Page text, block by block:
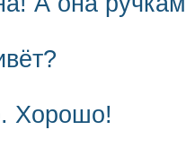
Хорошо!